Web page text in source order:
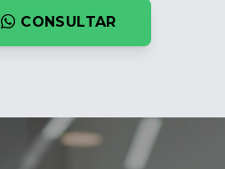
CONSULTAR